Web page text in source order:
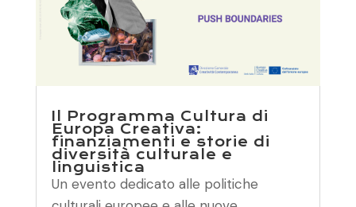
Il Programma Cultura di
Europa Creativa:
finanziamenti e storie di
diversità culturale e
linguistica
Un evento dedicato alle politiche